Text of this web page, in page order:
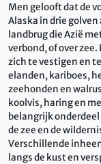
Men gelooft dat de
Alaska in drie golven
landbrug die Azië
verbond, of over
zich te vestigen en
elanden, kariboes,
zeehonden en
koolvis, haring en
belangrijk onderdeel
de zee en de
Verschillende
langs de kust en